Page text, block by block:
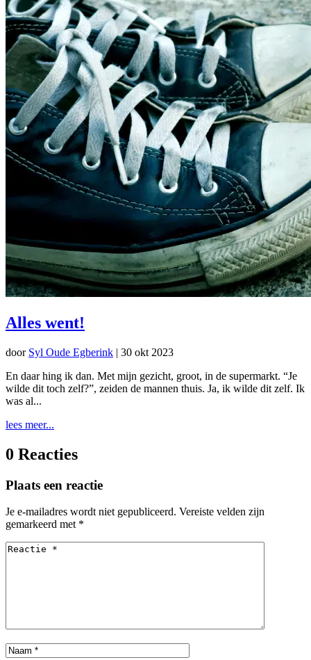
Alles went!
door Syl Oude Egberink | 30 okt 2023
En daar hing ik dan. Met mijn gezicht, groot, in de supermarkt. “Je
wilde dit toch zelf?”, zeiden de mannen thuis. Ja, ik wilde dit zelf. Ik
was al...
lees meer...
0 Reacties
Plaats een reactie
Je e-mailadres wordt niet gepubliceerd. Vereiste velden zijn
gemarkeerd met *